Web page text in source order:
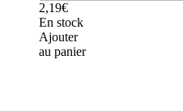
2,19€
En stock
Ajouter
au panier